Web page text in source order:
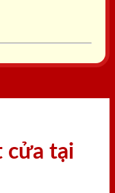
cửa tại